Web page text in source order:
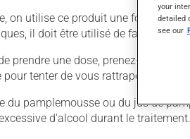
on utilise ce produit une fois par
il doit être utilisé de façon
prendre une dose, prenez-la dès
tenter de vous rattraper. Ce
du pamplemousse ou du jus de
d'alcool durant le traitement.
your
detailed
see our